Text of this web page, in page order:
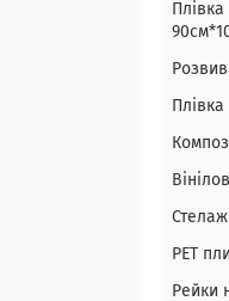
PЕT
Рейки